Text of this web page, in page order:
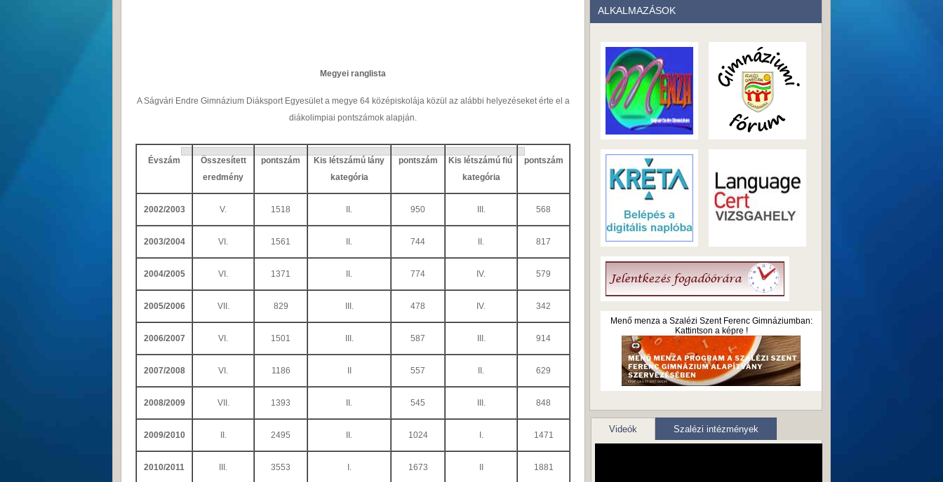
Megyei ranglista
A Ságvári Endre Gimnázium Diáksport Egyesület a megye 64 középiskolája közül az alábbi helyezéseket érte el a
diákolimpiai pontszámok alapján.
Évszám
Összesített
eredmény
pontszám
Kis létszámú lány
kategória
pontszám
Kis létszámú fiú
kategória
pontszám
2002/2003 V. 1518 II. 950 III. 568
2003/2004 VI. 1561 II. 744 II. 817
2004/2005 VI. 1371 II. 774 IV. 579
2005/2006 VII. 829 III. 478 IV. 342
2006/2007 VI. 1501 III. 587 III. 914
2007/2008 VI. 1186 557 II. 629
2008/2009 VII. 1393 II. 545 III. 848
2009/2010 II. 2495 II. 1024 I. 1471
2010/2011 III. 3553 I. 1673 1881
ALKALMAZÁSOK
Menő menza a Szalézi Szent Ferenc Gimnáziumban:
Kattintson a képre !
Videók Szalézi intézmények